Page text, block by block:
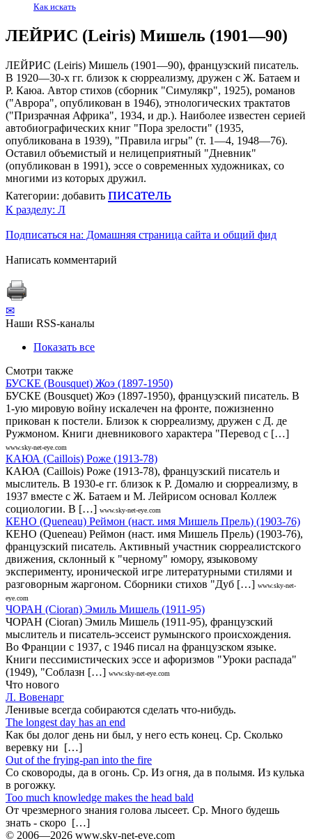
Как искать
ЛЕЙРИС (Leiris) Мишель (1901—90)
ЛЕЙРИС (Leiris) Мишель (1901—90), французский писатель.
В 1920—30-х гг. близок к сюрреализму, дружен с Ж. Батаем и
Р. Каюа. Автор стихов (сборник "Симулякр", 1925), романов
("Аврора", опубликован в 1946), этнологических трактатов
("Призрачная Африка", 1934, и др.). Наиболее известен серией
автобиографических книг "Пора зрелости" (1935,
опубликована в 1939), "Правила игры" (т. 1—4, 1948—76).
Оставил объемистый и нелицеприятный "Дневник"
(опубликован в 1991), эссе о современных художниках, со
многими из которых дружил.
Категории: добавить писатель
К разделу: Л
Подписаться на: Домашняя страница сайта и общий фид
Написать комментарий
✉
Наши RSS-каналы
Показать все
Смотри также
БУСКЕ (Bousquet) Жоэ (1897-1950)
БУСКЕ (Bousquet) Жоэ (1897-1950), французский писатель. В
1-ую мировую войну искалечен на фронте, пожизненно
прикован к постели. Близок к сюрреализму, дружен с Д. де
Ружмоном. Книги дневникового характера "Перевод с […]
www.sky-net-eye.com
КАЮА (Caillois) Роже (1913-78)
КАЮА (Caillois) Роже (1913-78), французский писатель и
мыслитель. В 1930-е гг. близок к Р. Домалю и сюрреализму, в
1937 вместе с Ж. Батаем и М. Лейрисом основал Коллеж
социологии. В […] www.sky-net-eye.com
КЕНО (Queneau) Реймон (наст. имя Мишель Прель) (1903-76)
КЕНО (Queneau) Реймон (наст. имя Мишель Прель) (1903-76),
французский писатель. Активный участник сюрреалистского
движения, склонный к "черному" юмору, языковому
эксперименту, иронической игре литературными стилями и
разговорным жаргоном. Сборники стихов "Дуб […] www.sky-net-
eye.com
ЧОРАН (Cioran) Эмиль Мишель (1911-95)
ЧОРАН (Cioran) Эмиль Мишель (1911-95), французский
мыслитель и писатель-эссеист румынского происхождения.
Во Франции с 1937, с 1946 пиcал на французском языке.
Книги пессимистических эссе и афоризмов "Уроки распада"
(1949), "Соблазн […] www.sky-net-eye.com
Что нового
Л. Вовенарг
Ленивые всегда собираются сделать что-нибудь.
The longest day has an end
Как бы долог день ни был, у него есть конец. Ср. Сколько
веревку ни […]
Out of the frying-pan into the fire
Co сковороды, да в огонь. Ср. Из огня, да в полымя. Из кулька
в рогожку.
Too much knowledge makes the head bald
От чрезмерного знания голова лысеет. Ср. Много будешь
знать - скоро […]
© 2006—2026 www.sky-net-eye.com